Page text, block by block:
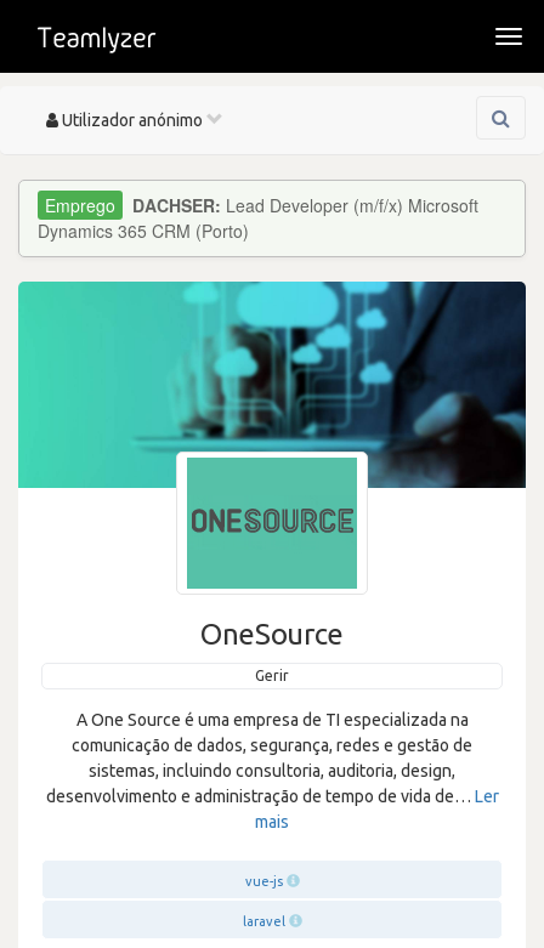
Toggle
Utilizador anónimo
DACHSER: Lead Developer (m/f/x) Microsoft
Dynamics 365 CRM (Porto)
OneSource
Gerir
A One Source é uma empresa de TI especializada na
comunicação de dados, segurança, redes e gestão de
sistemas, incluindo consultoria, auditoria, design,
desenvolvimento e administração de tempo de vida de… Ler
mais
vue-js
laravel